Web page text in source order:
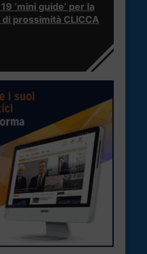
‘mini guide’ per la
prossimità CLICCA